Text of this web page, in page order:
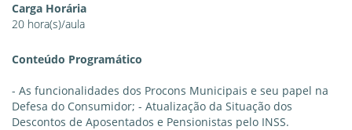
Carga Horária
20 hora(s)/aula
Conteúdo Programático
- As funcionalidades dos Procons Municipais e seu papel na
Defesa do Consumidor; - Atualização da Situação dos
Descontos de Aposentados e Pensionistas pelo INSS.